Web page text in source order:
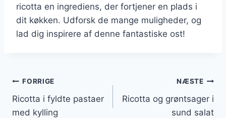
ricotta en ingrediens, der fortjener en plads i
dit køkken. Udforsk de mange muligheder, og
lad dig inspirere af denne fantastiske ost!
Indlægsnavigation
FORRIGE
Ricotta i fyldte pastaer
med kylling
NÆSTE
Ricotta og grøntsager i
sund salat